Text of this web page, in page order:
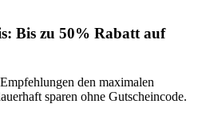
Bis zu 50% Rabatt auf
den maximalen
sparen ohne Gutscheincode.